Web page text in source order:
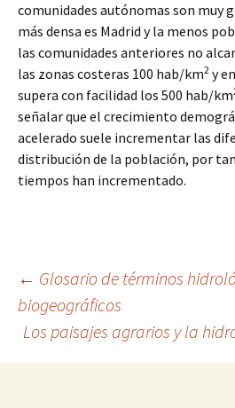
comunidades autónomas son muy
más densa es Madrid y la menos
las comunidades anteriores no
las zonas costeras 100 hab/km2 y
supera con facilidad los 500 hab/km
señalar que el crecimiento
acelerado suele incrementar las
distribución de la población, por
tiempos han incrementado.
Navegación
de
← Glosario de términos
biogeográficos
Los paisajes agrarios y la